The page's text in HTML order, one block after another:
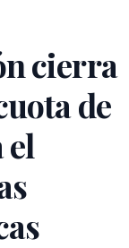
cierra
de
el